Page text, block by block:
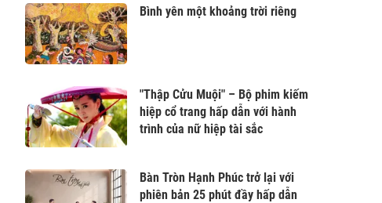
Bình yên một khoảng trời riêng
"Thập Cửu Muội" – Bộ phim kiếm
hiệp cổ trang hấp dẫn với hành
trình của nữ hiệp tài sắc
Bàn Tròn Hạnh Phúc trở lại với
phiên bản 25 phút đầy hấp dẫn